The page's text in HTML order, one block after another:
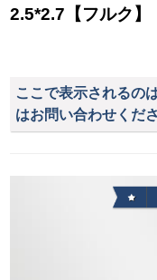
グは何ですか？
2.5*2.7【フルク】
ここで表示されるの
はお問い合わせくださ